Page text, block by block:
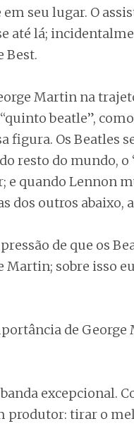
seu lugar. O
até lá;
Best.
Martin na
beatle”,
figura. Os Beatles
resto do mundo, o
e quando Lennon
outros abaixo, a
de que os
Martin; sobre isso
de
excepcional.
produtor: tirar o